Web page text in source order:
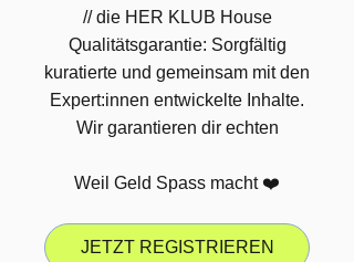
// die HER KLUB House
Qualitätsgarantie: Sorgfältig
kuratierte und gemeinsam mit den
Expert:innen entwickelte Inhalte.
Wir garantieren dir echten
Weil Geld Spass macht ❤️
JETZT REGISTRIEREN